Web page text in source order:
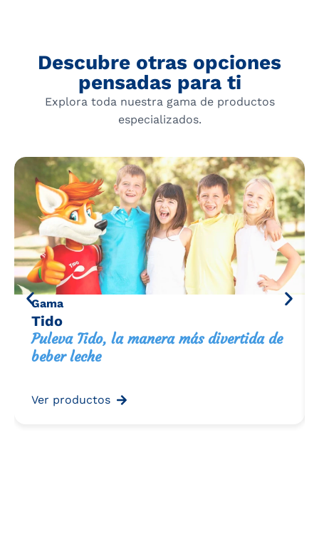
Descubre otras opciones
pensadas para ti
Explora toda nuestra gama de productos
especializados.
Gama
Tido
Puleva Tido, la manera más divertida de
beber leche
Ver productos